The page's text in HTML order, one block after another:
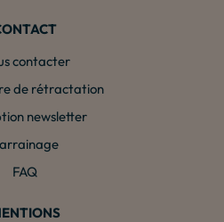
contacter
de rétractation
newsletter
FAQ